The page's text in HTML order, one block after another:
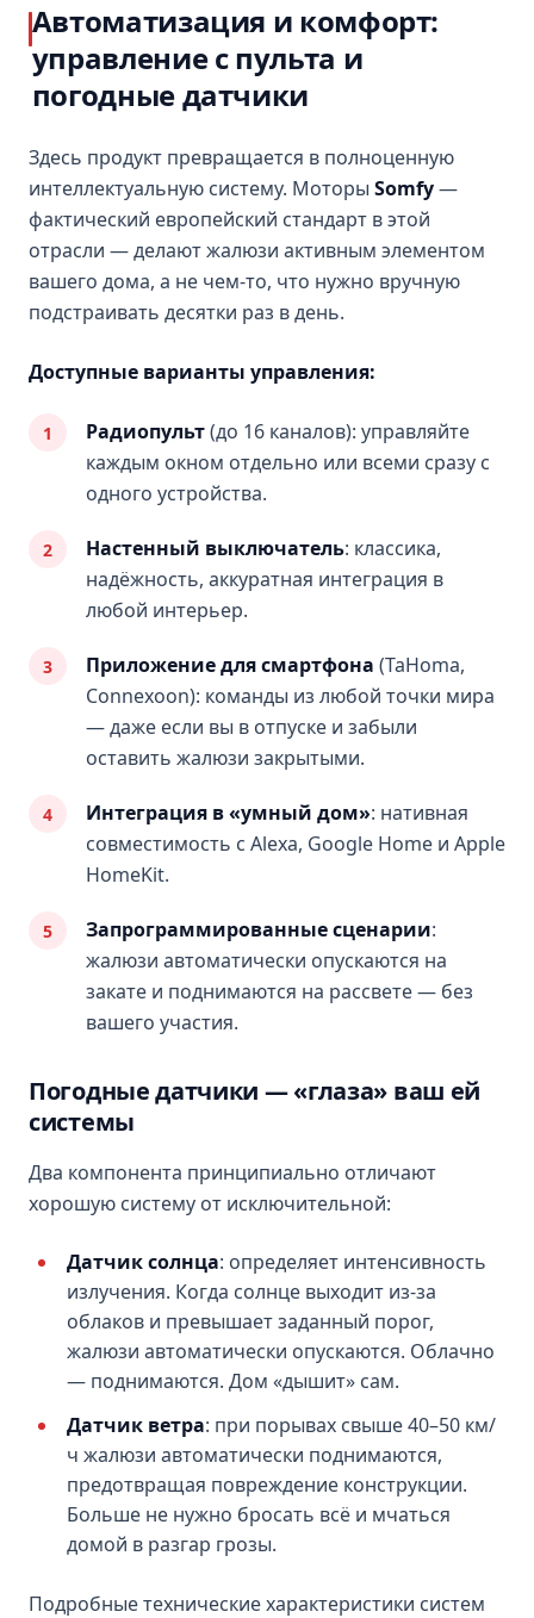
Автоматизация и комфорт:
управление с пульта и
погодные датчики
Здесь продукт превращается в полноценную
интеллектуальную систему. Моторы Somfy—
фактический европейский стандарт в этой
отрасли — делают жалюзи активным элементом
вашего дома, а не чем-то, что нужно вручную
подстраивать десятки раз в день.
Доступные варианты управления:
Радиопульт(до 16 каналов): управляйте
каждым окном отдельно или всеми сразу с
одного устройства.
Настенный выключатель: классика,
надёжность, аккуратная интеграция в
любой интерьер.
Приложение для смартфона (TaHoma,
Connexoon): команды из любой точки мира
— даже если вы в отпуске и забыли
оставить жалюзи закрытыми.
Интеграция в «умный дом»: нативная
совместимость с Alexa, Google Home и Apple
HomeKit.
Запрограммированные сценарии:
жалюзи автоматически опускаются на
закате и поднимаются на рассвете — без
вашего участия.
Погодные датчики — «глаза» ваш ей
системы
Два компонента принципиально отличают
хорошую систему от исключительной:
Датчик солнца: определяет интенсивность
излучения. Когда солнце выходит из-за
облаков и превышает заданный порог,
жалюзи автоматически опускаются. Облачно
— поднимаются. Дом «дышит» сам.
Датчик ветра: при порывах свыше 40–50 км/
ч жалюзи автоматически поднимаются,
предотвращая повреждение конструкции.
Больше не нужно бросать всё и мчаться
домой в разгар грозы.
Подробные технические характеристики систем